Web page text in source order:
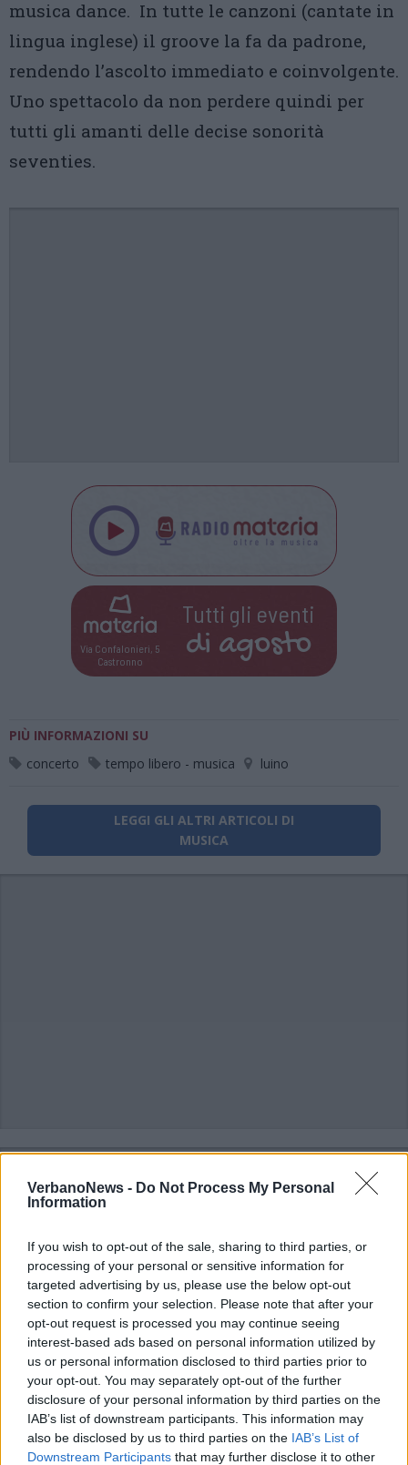
VerbanoNews - Do Not Process My Personal
Information
If you wish to opt-out of the sale, sharing to third parties, or
processing of your personal or sensitive information for
targeted advertising by us, please use the below opt-out
section to confirm your selection. Please note that after your
opt-out request is processed you may continue seeing
interest-based ads based on personal information utilized by
us or personal information disclosed to third parties prior to
your opt-out. You may separately opt-out of the further
disclosure of your personal information by third parties on the
IAB’s list of downstream participants. This information may
also be disclosed by us to third parties on the IAB’s List of
Downstream Participants that may further disclose it to other
musica dance. In tutte le canzoni (cantate in
lingua inglese) il groove la fa da padrone,
rendendo l’ascolto immediato e coinvolgente.
Uno spettacolo da non perdere quindi per
tutti gli amanti delle decise sonorità
seventies.
Via Confalonieri, 5
Castronno
Tutti gli eventi
di agosto
PIÙ INFORMAZIONI SU
concerto
tempo libero - musica luino
LEGGI GLI ALTRI ARTICOLI DI
MUSICA